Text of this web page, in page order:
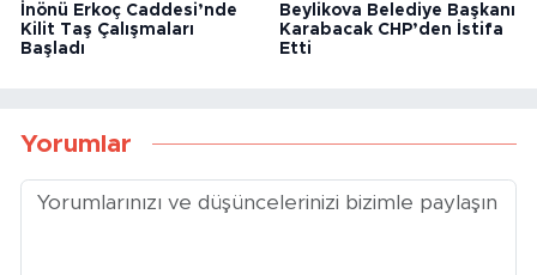
İnönü Erkoç Caddesi’nde
Kilit Taş Çalışmaları
Başladı
Beylikova Belediye Başkanı
Karabacak CHP’den İstifa
Etti
Yorumlar